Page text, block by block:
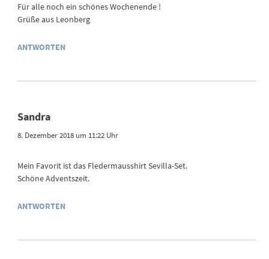
Für alle noch ein schönes Wochenende !
Grüße aus Leonberg
ANTWORTEN
Sandra
8. Dezember 2018 um 11:22 Uhr
Mein Favorit ist das Fledermausshirt Sevilla-Set.
Schöne Adventszeit.
ANTWORTEN